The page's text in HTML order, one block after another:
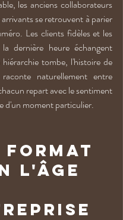
les anciens collaborateurs
se retrouvent à parier
Les clients fidèles et les
dernière heure échangent
tombe, l'histoire de
naturellement entre
repart avec le sentiment
d'un moment particulier.
format
l'âge